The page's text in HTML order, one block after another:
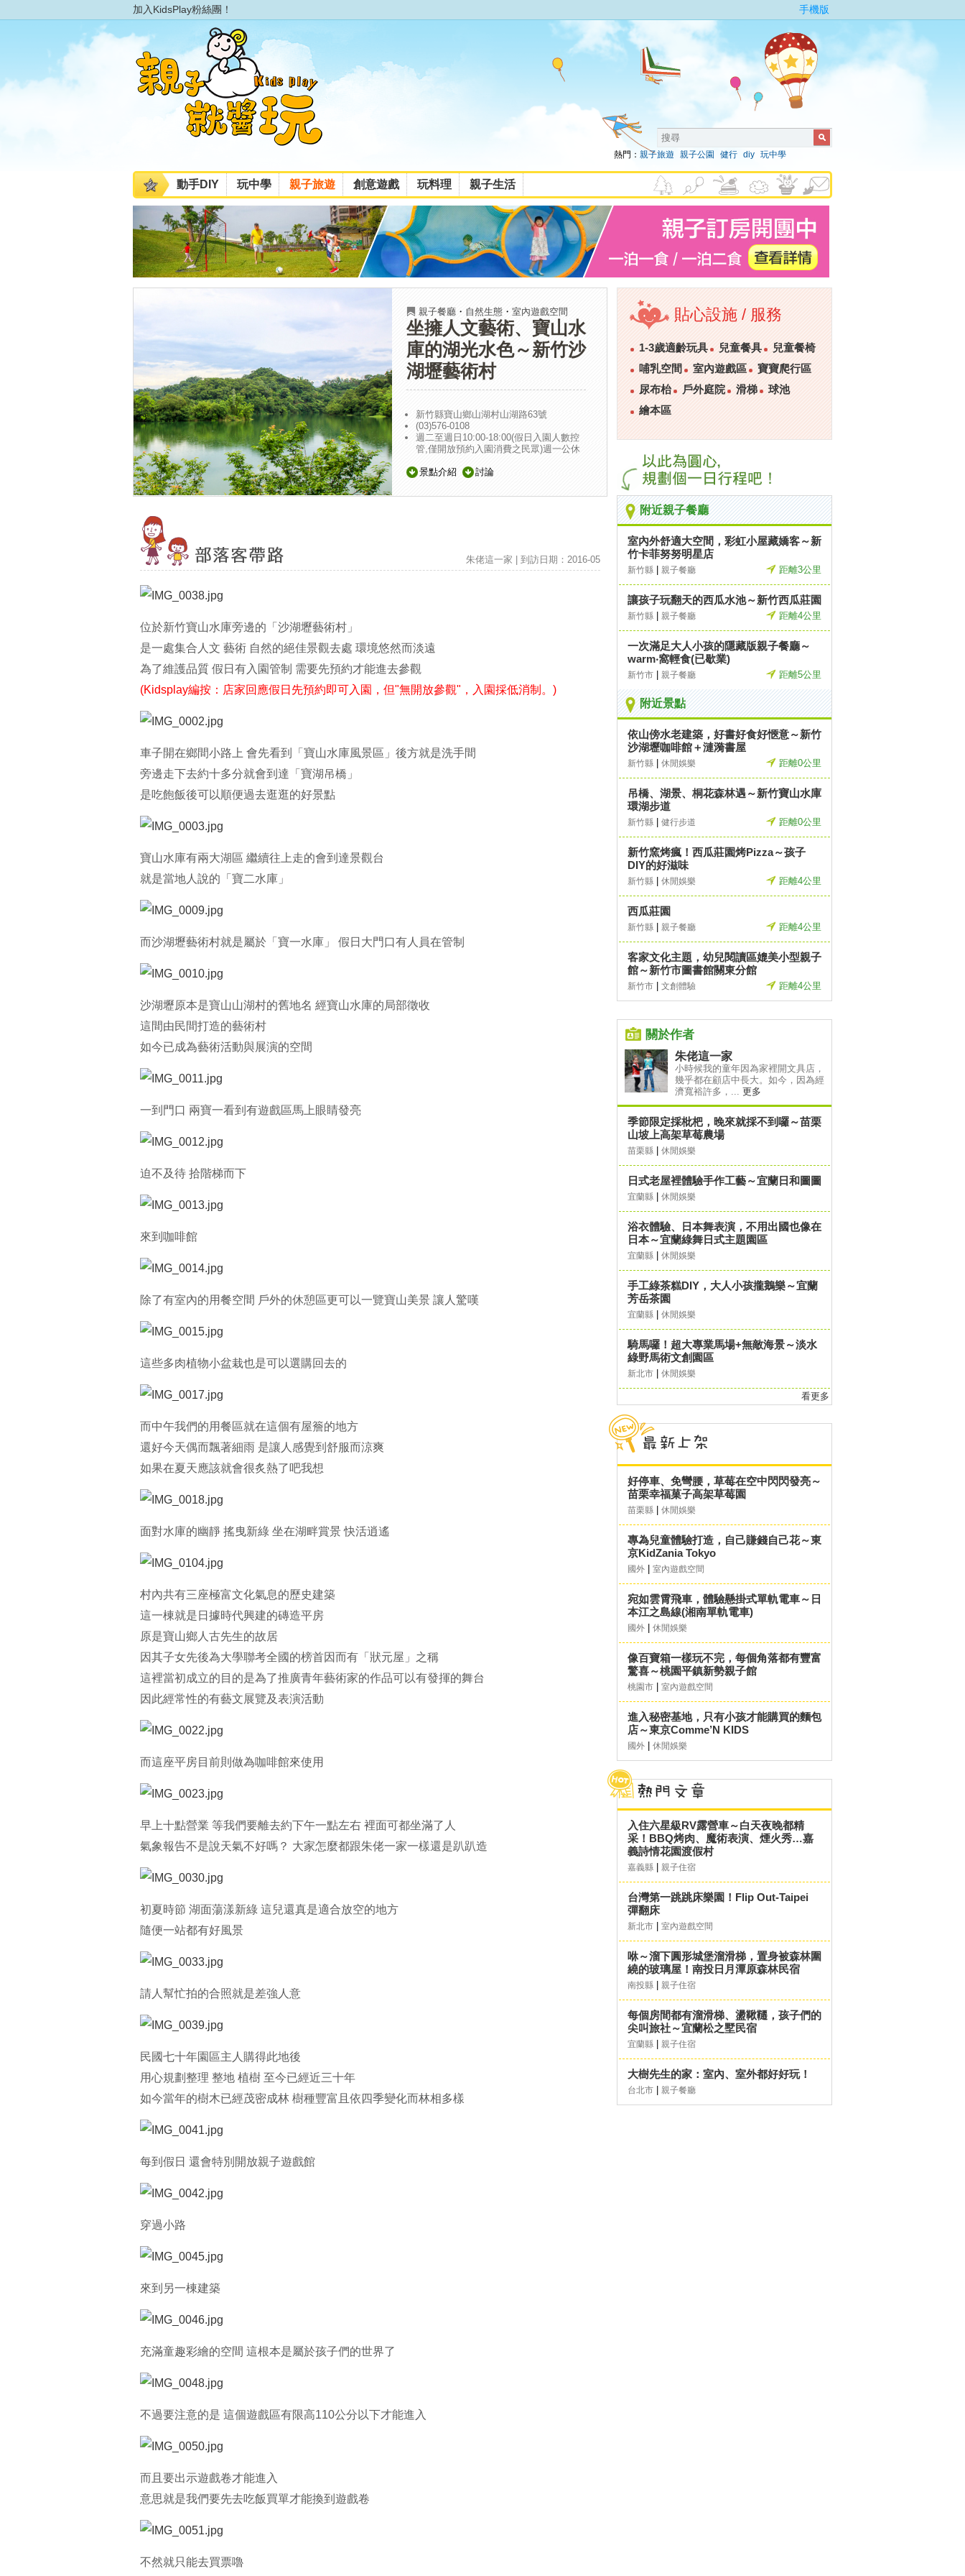
加入KidsPlay粉絲團！ 手機版
熱門： 親子旅遊 親子公園 健行 diy 玩中學
動手DIY 玩中學 親子旅遊 創意遊戲 玩料理 親子生活
親子餐廳 ・ 自然生態 ・ 室內遊戲空間
坐擁人文藝術、寶山水
庫的湖光水色～新竹沙
湖壢藝術村
新竹縣寶山鄉山湖村山湖路63號
(03)576-0108
週二至週日10:00-18:00(假日入園人數控
管,僅開放預約入園消費之民眾)週一公休
景點介紹 討論
朱佬這一家 | 到訪日期：2016-05
位於新竹寶山水庫旁邊的「沙湖壢藝術村」
是一處集合人文 藝術 自然的絕佳景觀去處 環境悠然而淡遠
為了維護品質 假日有入園管制 需要先預約才能進去參觀
(Kidsplay編按：店家回應假日先預約即可入園，但"無開放參觀"，入園採低消制。)
車子開在鄉間小路上 會先看到「寶山水庫風景區」後方就是洗手間
旁邊走下去約十多分就會到達「寶湖吊橋」
是吃飽飯後可以順便過去逛逛的好景點
寶山水庫有兩大湖區 繼續往上走的會到達景觀台
就是當地人說的「寶二水庫」
而沙湖壢藝術村就是屬於「寶一水庫」 假日大門口有人員在管制
沙湖壢原本是寶山山湖村的舊地名 經寶山水庫的局部徵收
這間由民間打造的藝術村
如今已成為藝術活動與展演的空間
一到門口 兩寶一看到有遊戲區馬上眼睛發亮
迫不及待 拾階梯而下
來到咖啡館
除了有室內的用餐空間 戶外的休憩區更可以一覽寶山美景 讓人驚嘆
這些多肉植物小盆栽也是可以選購回去的
而中午我們的用餐區就在這個有屋簷的地方
還好今天偶而飄著細雨 是讓人感覺到舒服而涼爽
如果在夏天應該就會很炙熱了吧我想
面對水庫的幽靜 搖曳新綠 坐在湖畔賞景 快活逍遙
村內共有三座極富文化氣息的歷史建築
這一棟就是日據時代興建的磚造平房
原是寶山鄉人古先生的故居
因其子女先後為大學聯考全國的榜首因而有「狀元屋」之稱
這裡當初成立的目的是為了推廣青年藝術家的作品可以有發揮的舞台
因此經常性的有藝文展覽及表演活動
而這座平房目前則做為咖啡館來使用
早上十點營業 等我們要離去約下午一點左右 裡面可都坐滿了人
氣象報告不是說天氣不好嗎？ 大家怎麼都跟朱佬一家一樣還是趴趴造
初夏時節 湖面蕩漾新綠 這兒還真是適合放空的地方
隨便一站都有好風景
請人幫忙拍的合照就是差強人意
民國七十年園區主人購得此地後
用心規劃整理 整地 植樹 至今已經近三十年
如今當年的樹木已經茂密成林 樹種豐富且依四季變化而林相多樣
每到假日 還會特別開放親子遊戲館
穿過小路
來到另一棟建築
充滿童趣彩繪的空間 這根本是屬於孩子們的世界了
不過要注意的是 這個遊戲區有限高110公分以下才能進入
而且要出示遊戲卷才能進入
意思就是我們要先去吃飯買單才能換到遊戲卷
不然就只能去買票嚕
貼心設施 / 服務
1-3歲適齡玩具 兒童餐具
兒童餐椅
哺乳空間
室內遊戲區
寶寶爬行區
尿布枱
戶外庭院 滑梯
球池
繪本區
附近親子餐廳
室內外舒適大空間，彩虹小屋藏嬌客～新
竹卡菲努努明星店
新竹縣 親子餐廳 距離3公里
讓孩子玩翻天的西瓜水池～新竹西瓜莊園
新竹縣 親子餐廳 距離4公里
一次滿足大人小孩的隱藏版親子餐廳～
warm‧窩輕食(已歇業)
新竹市 親子餐廳 距離5公里
附近景點
依山傍水老建築，好書好食好愜意～新竹
沙湖壢咖啡館＋漣漪書屋
新竹縣 休閒娛樂 距離0公里
吊橋、湖景、桐花森林遇～新竹寶山水庫
環湖步道
新竹縣 健行步道 距離0公里
新竹窯烤瘋！西瓜莊園烤Pizza～孩子
DIY的好滋味
新竹縣 休閒娛樂 距離4公里
西瓜莊園
新竹縣 親子餐廳 距離4公里
客家文化主題，幼兒閱讀區媲美小型親子
館～新竹市圖書館關東分館
新竹市 文創體驗 距離4公里
關於作者
朱佬這一家
小時候我的童年因為家裡開文具店，
幾乎都在顧店中長大。如今，因為經
濟寬裕許多，... 更多
季節限定採枇杷，晚來就採不到囉～苗栗
山坡上高架草莓農場
苗栗縣 休閒娛樂
日式老屋裡體驗手作工藝～宜蘭日和圖圖
宜蘭縣 休閒娛樂
浴衣體驗、日本舞表演，不用出國也像在
日本～宜蘭綠舞日式主題園區
宜蘭縣 休閒娛樂
手工綠茶糕DIY，大人小孩攏鵝樂～宜蘭
芳岳茶園
宜蘭縣 休閒娛樂
騎馬囉！超大專業馬場+無敵海景～淡水
綠野馬術文創園區
新北市 休閒娛樂
看更多
好停車、免彎腰，草莓在空中閃閃發亮～
苗栗幸福菓子高架草莓園
苗栗縣 休閒娛樂
專為兒童體驗打造，自己賺錢自己花～東
京KidZania Tokyo
國外 室內遊戲空間
宛如雲霄飛車，體驗懸掛式單軌電車～日
本江之島線(湘南單軌電車)
國外 休閒娛樂
像百寶箱一樣玩不完，每個角落都有豐富
驚喜～桃園平鎮新勢親子館
桃園市 室內遊戲空間
進入秘密基地，只有小孩才能購買的麵包
店～東京Comme’N KIDS
國外 休閒娛樂
入住六星級RV露營車～白天夜晚都精
采！BBQ烤肉、魔術表演、煙火秀…嘉
義詩情花園渡假村
嘉義縣 親子住宿
台灣第一跳跳床樂園！Flip Out-Taipei
彈翻床
新北市 室內遊戲空間
咻～溜下圓形城堡溜滑梯，置身被森林圍
繞的玻璃屋！南投日月潭原森林民宿
南投縣 親子住宿
每個房間都有溜滑梯、盪鞦韆，孩子們的
尖叫旅社～宜蘭松之墅民宿
宜蘭縣 親子住宿
大樹先生的家：室內、室外都好好玩！
台北市 親子餐廳